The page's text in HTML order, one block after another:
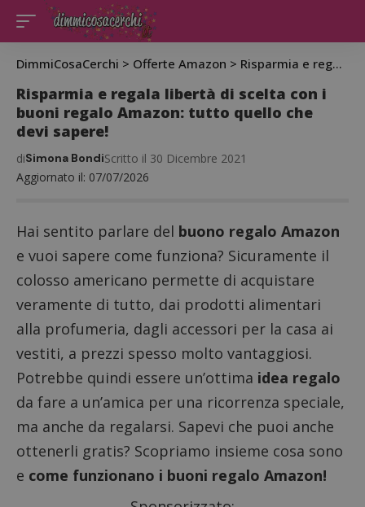
DimmiCosaCerchi > Offerte Amazon > Risparmia e regala libertà di scelta con i buoni regalo Amazon: tutto quello che devi sapere!
Risparmia e regala libertà di scelta con i
buoni regalo Amazon: tutto quello che
devi sapere!
Aggiornato il: 07/07/2026
diSimona BondiScritto il 30 Dicembre 2021
Hai sentito parlare del buono regalo Amazon
e vuoi sapere come funziona? Sicuramente il
colosso americano permette di acquistare
veramente di tutto, dai prodotti alimentari
alla profumeria, dagli accessori per la casa ai
vestiti, a prezzi spesso molto vantaggiosi.
Potrebbe quindi essere un’ottima idea regalo
da fare a un’amica per una ricorrenza speciale,
ma anche da regalarsi. Sapevi che puoi anche
ottenerli gratis? Scopriamo insieme cosa sono
e come funzionano i buoni regalo Amazon!